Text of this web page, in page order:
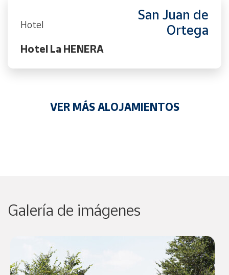
Hotel
San Juan de
Ortega
Hotel La HENERA
VER MÁS ALOJAMIENTOS
Galería de imágenes